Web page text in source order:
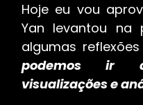
Hoje eu vou
Yan levantou na
algumas
podemos ir
visualizações e